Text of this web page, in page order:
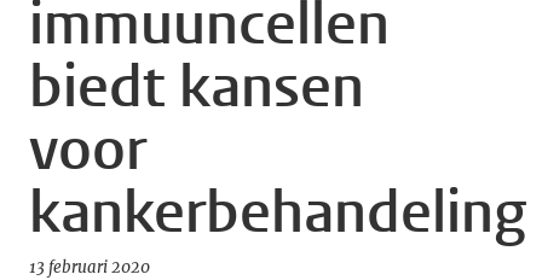
immuuncellen
biedt kansen
voor
kankerbehandeling
13 februari 2020